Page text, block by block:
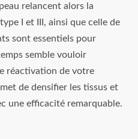
relancent alors la
I et III, ainsi que celle de
sont essentiels pour
semble vouloir
réactivation de votre
de densifier les tissus et
une efficacité remarquable.